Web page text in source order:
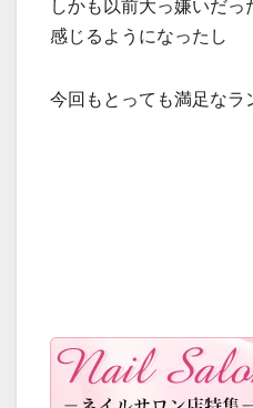
しかも以前大っ嫌いだっ
感じるようになったし
今回もとっても満足なラ